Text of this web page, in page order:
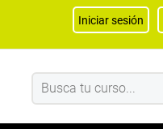
Iniciar sesión